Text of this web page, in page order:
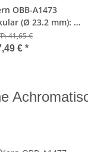
OBB-A1473
(Ø 23.2 mm): WF
/ Ø 18.0 mm
41,65 €
€ *